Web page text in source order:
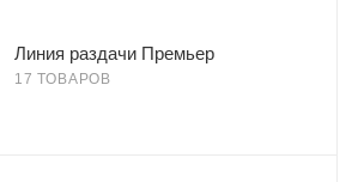
Линия раздачи Премьер
17 ТОВАРОВ